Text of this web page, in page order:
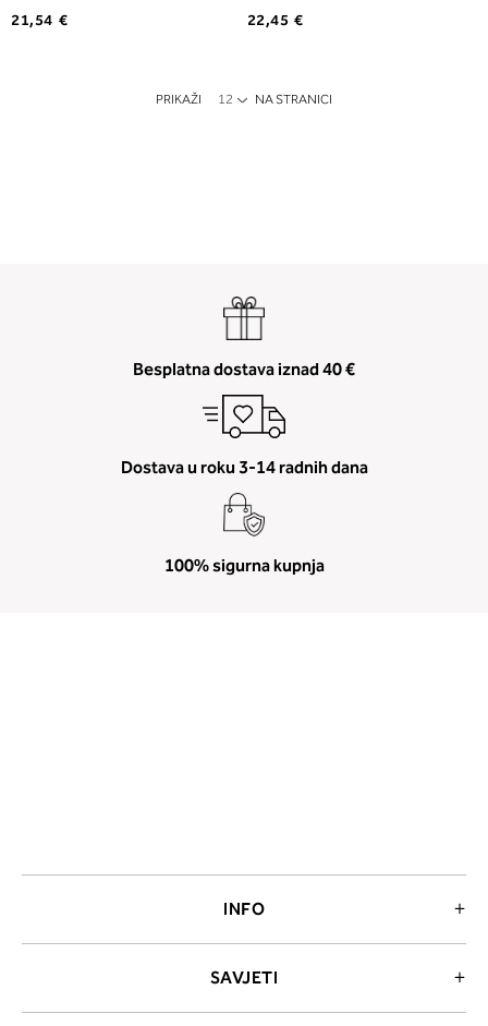
21,54 €
22,45 €
PRIKAŽI NA STRANICI
Besplatna dostava iznad 40 €
Dostava u roku 3-14 radnih dana
100% sigurna kupnja
INFO
SAVJETI